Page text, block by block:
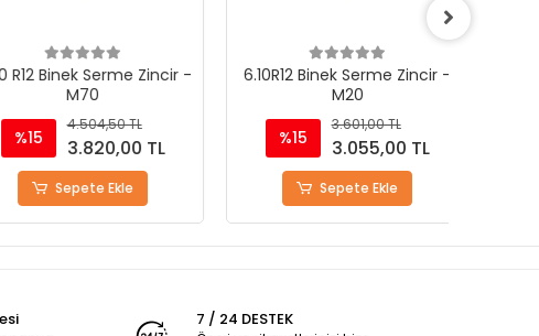
Binek Serme Zincir -
M70
%15
4.504,50 TL
3.820,00 TL
Sepete Ekle
6.10R12 Binek Serme Zincir -
M20
%15
3.601,00 TL
3.055,00 TL
Sepete Ekle
7 / 24 DESTEK